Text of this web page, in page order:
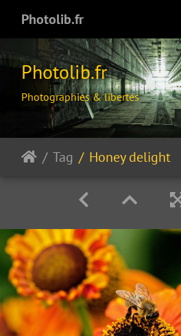
Photolib.fr
Photolib.fr
Photographies & libertés
Tag Honey delight